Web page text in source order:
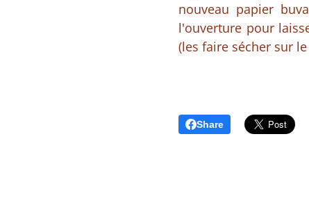
nouveau papier
l'ouverture pour
(les faire sécher sur
Share